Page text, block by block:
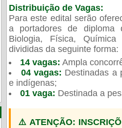
Distribuição de Vagas:
Para este edital serão
a portadores de diploma
Biologia, Física,
divididas da seguinte forma:
14 vagas: Ampla
04 vagas: Destinadas a
e indígenas;
01 vaga: Destinada a
⚠️ ATENÇÃO:
Guia de boas práticas